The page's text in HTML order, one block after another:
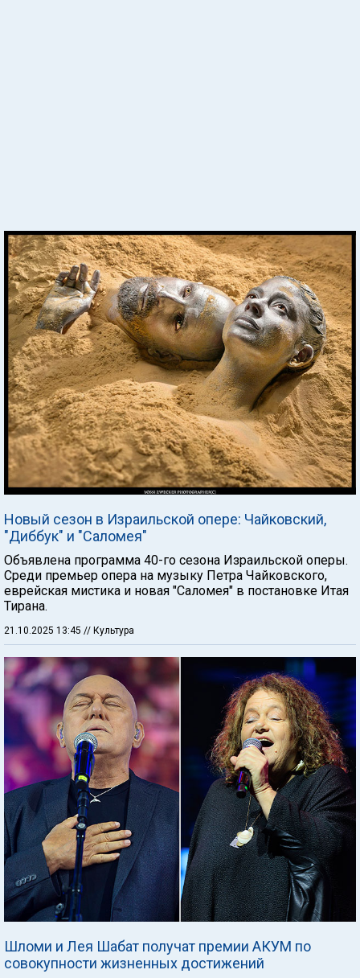
Новый сезон в Израильской опере: Чайковский,
"Диббук" и "Саломея"
Объявлена программа 40-го сезона Израильской оперы.
Среди премьер опера на музыку Петра Чайковского,
еврейская мистика и новая "Саломея" в постановке Итая
Тирана.
21.10.2025 13:45 // Культура
Шломи и Лея Шабат получат премии АКУМ по
совокупности жизненных достижений